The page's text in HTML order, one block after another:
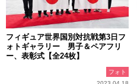
フィギュア世界国別対抗戦第3日フ
ォトギャラリー 男子＆ペアフリ
ー、表彰式【全24枚】
フォト